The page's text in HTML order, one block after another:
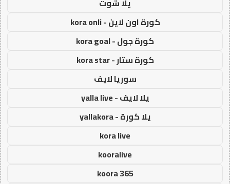
يلا شوت
كورة اون لاين - kora onli
كورة جول - kora goal
كورة ستار - kora star
سوريا لايف
يلا لايف - yalla live
يلا كورة - yallakora
kora live
kooralive
koora 365